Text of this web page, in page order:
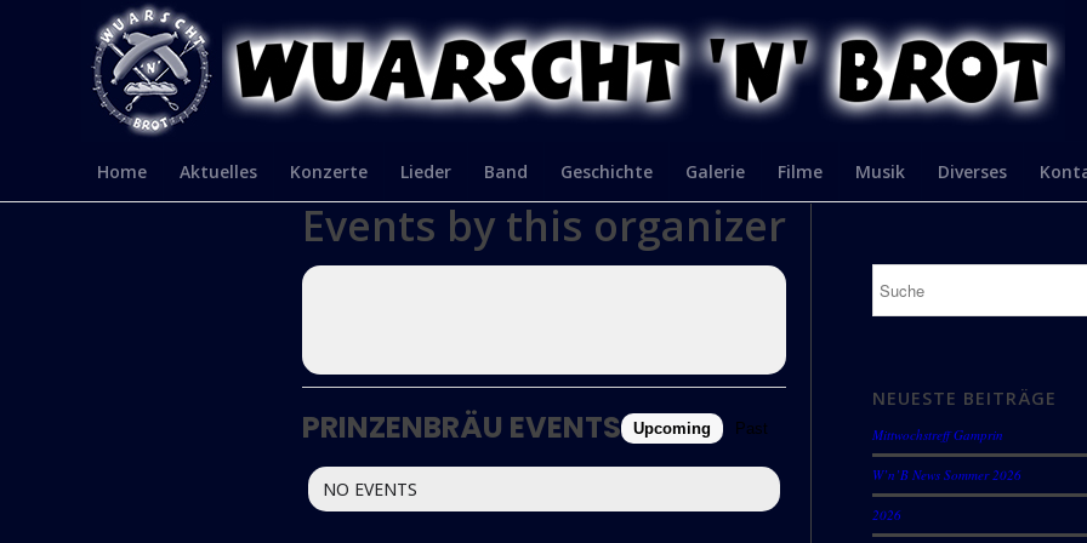
Home Aktuelles Konzerte Lieder Band Geschichte Galerie Filme Musik Diverses
Events by this organizer
PRINZENBRÄU EVENTS Upcoming Past
NO EVENTS
NEUESTE BEITRÄGE
Mittwochstreff Gamprin
W’n’B News Sommer 2026
2026